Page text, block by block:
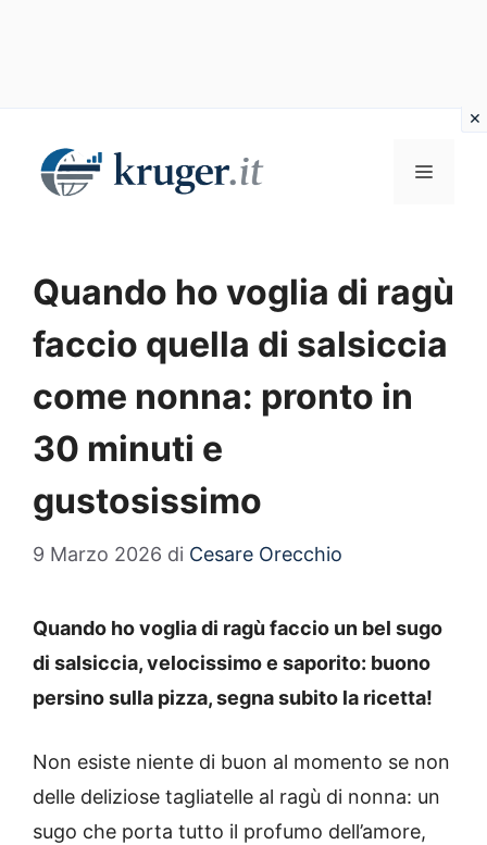
contenuto
MENU
Quando ho voglia di ragù
faccio quella di salsiccia
come nonna: pronto in
30 minuti e
gustosissimo
9 Marzo 2026 di Cesare Orecchio
Quando ho voglia di ragù faccio un bel sugo
di salsiccia, velocissimo e saporito: buono
persino sulla pizza, segna subito la ricetta!
Non esiste niente di buon al momento se non
delle deliziose tagliatelle al ragù di nonna: un
sugo che porta tutto il profumo dell’amore,